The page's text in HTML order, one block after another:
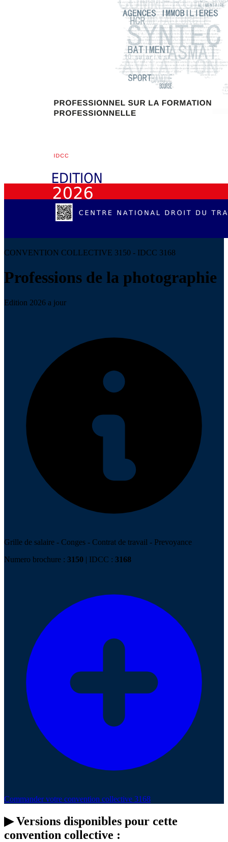
CONVENTION COLLECTIVE 3150 - IDCC 3168
Professions de la photographie
Edition 2026 a jour
Grille de salaire - Conges - Contrat de travail - Prevoyance
Numero brochure : 3150 | IDCC : 3168
Commander votre convention collective 3168
▶Versions disponibles pour cette
convention collective :